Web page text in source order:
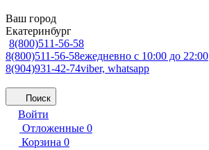
Ваш город
Екатеринбург
8(800)511-56-58
8(800)511-56-58ежедневно с 10:00 до 22:00
8(904)931-42-74viber, whatsapp
Поиск
Войти
Отложенные 0
Корзина 0